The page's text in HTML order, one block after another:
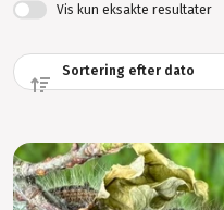
Vis kun eksakte resultater